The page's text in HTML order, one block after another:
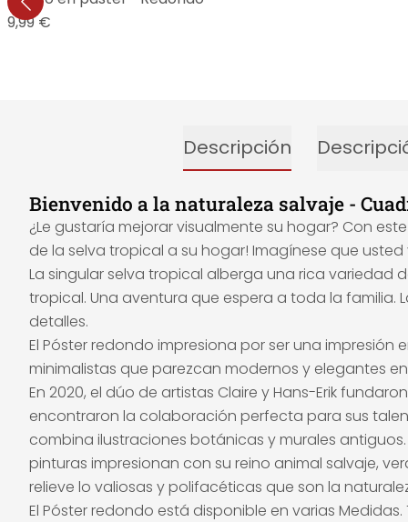
19,99 €
Descripción
Bienvenido a la naturaleza salvaje -
¿Le gustaría mejorar visualmente su hogar? Con
de la selva tropical a su hogar! Imagínese que
La singular selva tropical alberga una rica variedad
tropical. Una aventura que espera a toda la familia.
detalles.
El Póster redondo impresiona por ser una
minimalistas que parezcan modernos y elegantes
En 2020, el dúo de artistas Claire y Hans-Erik
encontraron la colaboración perfecta para sus
combina ilustraciones botánicas y murales
pinturas impresionan con su reino animal salvaje,
relieve lo valiosas y polifacéticas que son la
El Póster redondo está disponible en varias